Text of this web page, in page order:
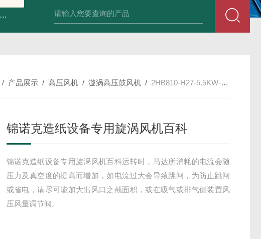
2HB930-AH07-8.5KW-
/ 产品展示 /高压风机 /漩涡高压鼓风机 / 2HB810-H27-5.5KW-380V锦诺克造纸设备专用旋涡风机百科
锦诺克造纸设备专用旋涡风机百科
锦诺克造纸设备专用旋涡风机百科运转时，马达所消耗的电流会随
压力及真空度的提高而增加，如电流过大会导致跳闸，为防止跳闸
或省电，请尽可能加大出风口之截面积，或在吸气或排气侧装置风
压风量调节阀。